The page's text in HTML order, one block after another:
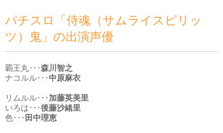
パチスロ「侍魂（サムライスピリッ
ツ）鬼」の出演声優
覇王丸･･･森川智之
ナコルル･･･ 中原麻衣
リムルル･･･ 加藤英美里
いろは･･･後藤沙緒里
色･･･ 田中理恵